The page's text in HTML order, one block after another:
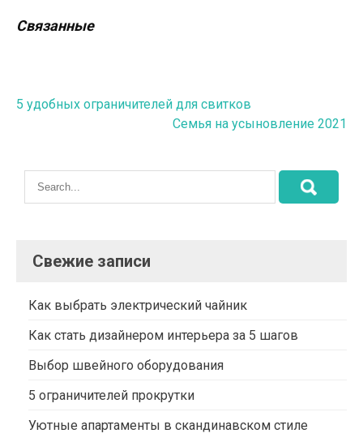
Связанные
Навигация
5 удобных ограничителей для свитков
Семья на усыновление 2021
Свежие записи
Как выбрать электрический чайник
Как стать дизайнером интерьера за 5 шагов
Выбор швейного оборудования
5 ограничителей прокрутки
Уютные апартаменты в скандинавском стиле